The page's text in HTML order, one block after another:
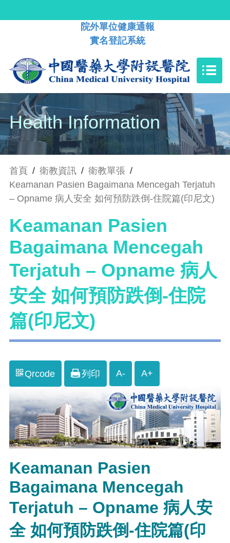
院外單位健康通報
實名登記系統
Health Information
首頁 / 衛教資訊 / 衛教單張 /
Keamanan Pasien Bagaimana Mencegah Terjatuh
– Opname 病人安全 如何預防跌倒-住院篇(印尼文)
Keamanan Pasien
Bagaimana Mencegah
Terjatuh – Opname 病人
安全 如何預防跌倒-住院
篇(印尼文)
Qrcode 列印 A- A+
Keamanan Pasien
Bagaimana Mencegah
Terjatuh – Opname 病人安
全 如何預防跌倒-住院篇(印